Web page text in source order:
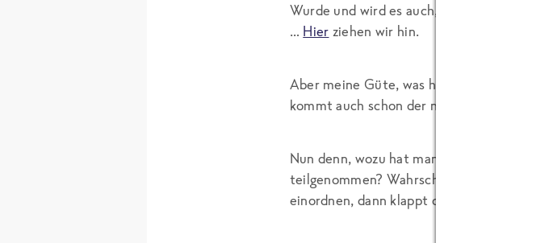
Wurde und wird es auch, denn am
… Hier ziehen wir hin.
Aber meine Güte, was hat man nicht alles
kommt auch schon der nächste und wenn
Nun denn, wozu hat man denn sonst vor
teilgenommen? Wahrscheinlich genau für
einordnen, dann klappt das schon …